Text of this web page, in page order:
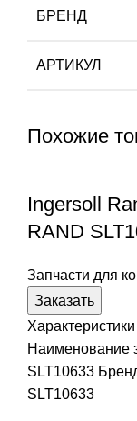
БРЕНД
АРТИКУЛ
Похожие
Ingersoll
RAND
Запчасти для
Заказать
Наименование
SLT10633
SLT10633